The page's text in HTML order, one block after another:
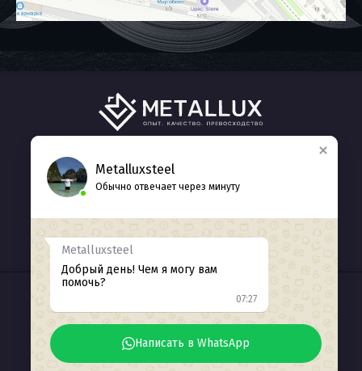
ИНН 2311226371
© 2025Разработка сайта Seozhdanov
Metalluxsteel
Обычно отвечает через минуту
Metalluxsteel
Добрый день! Чем я могу вам
помочь?
07:27
Написать в WhatsApp